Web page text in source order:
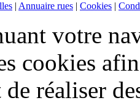
| Annuaire rues | Cookies |
votre
cookies
réaliser